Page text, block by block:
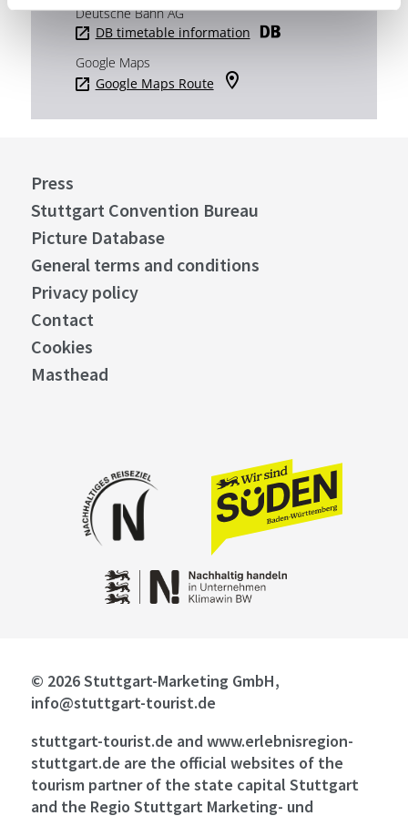
Deutsche Bahn AG
DB timetable information
Google Maps
Google Maps Route
Press
Stuttgart Convention Bureau
Picture Database
General terms and conditions
Privacy policy
Contact
Cookies
Masthead
© 2026 Stuttgart-Marketing GmbH,
info@stuttgart-tourist.de
stuttgart-tourist.de and www.erlebnisregion-
stuttgart.de are the official websites of the
tourism partner of the state capital Stuttgart
and the Regio Stuttgart Marketing- und